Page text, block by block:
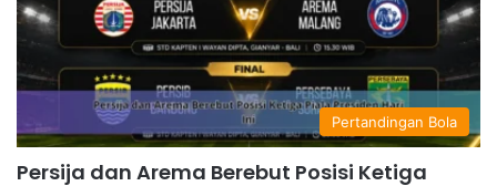
Pertandingan Bola
Persija dan Arema Berebut Posisi Ketiga